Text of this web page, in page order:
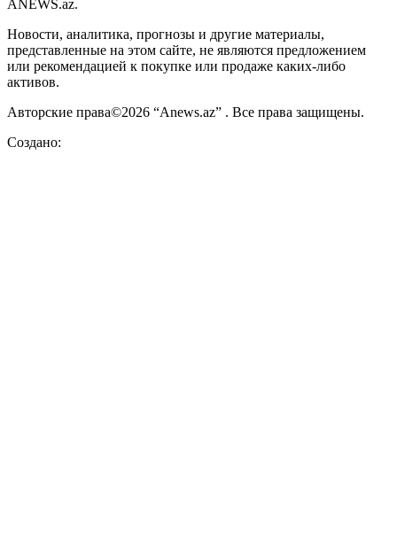
ANEWS.az.
Новости, аналитика, прогнозы и другие материалы,
представленные на этом сайте, не являются предложением
или рекомендацией к покупке или продаже каких-либо
активов.
Авторские права©2026 “Anews.az” . Все права защищены.
Создано: